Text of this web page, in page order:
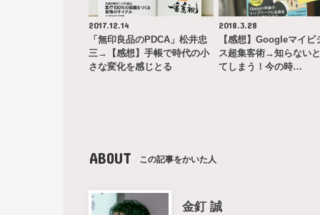
2017.12.14
「無印良品のPDCA」松井忠
三→【感想】手帳で時代の小
さな変化を感じとる
2018.3.28
【感想】Googleマイビ
ス超集客術→知らない
てしまう！今の時…
ABOUT この記事をかいた人
金釘 誠